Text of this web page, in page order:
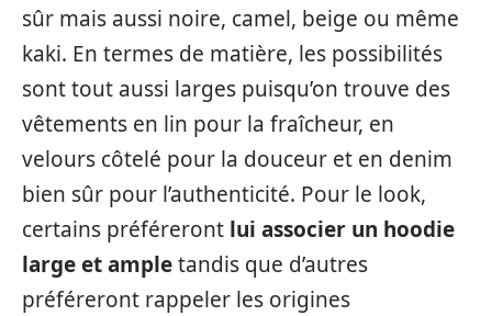
sûr mais aussi noire, camel, beige ou même
kaki. En termes de matière, les possibilités
sont tout aussi larges puisqu’on trouve des
vêtements en lin pour la fraîcheur, en
velours côtelé pour la douceur et en denim
bien sûr pour l’authenticité. Pour le look,
certains préféreront lui associer un hoodie
large et ampletandis que d’autres
préféreront rappeler les origines